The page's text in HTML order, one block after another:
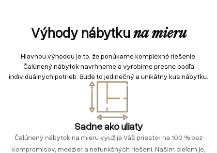
Výhody nábytkuna mieru
Hlavnou výhodou je to, že ponúkame komplexné riešenie.
Čalúnený nábytok navrhneme a vyrobíme presne podľa
individuálnych potrieb. Bude to jedinečný a unikátny kus nábytku.
Sadne ako uliaty
Čalúnený nábytok na mieru využije Váš priestor na 100 % bez
kompromisov, medzier a nefunkčných riešení. Našim cieľom je,